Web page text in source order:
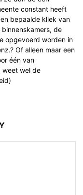
constant heeft
bepaalde kliek van
de
opgevoerd worden in
Of alleen maar een
één van
weet wel de